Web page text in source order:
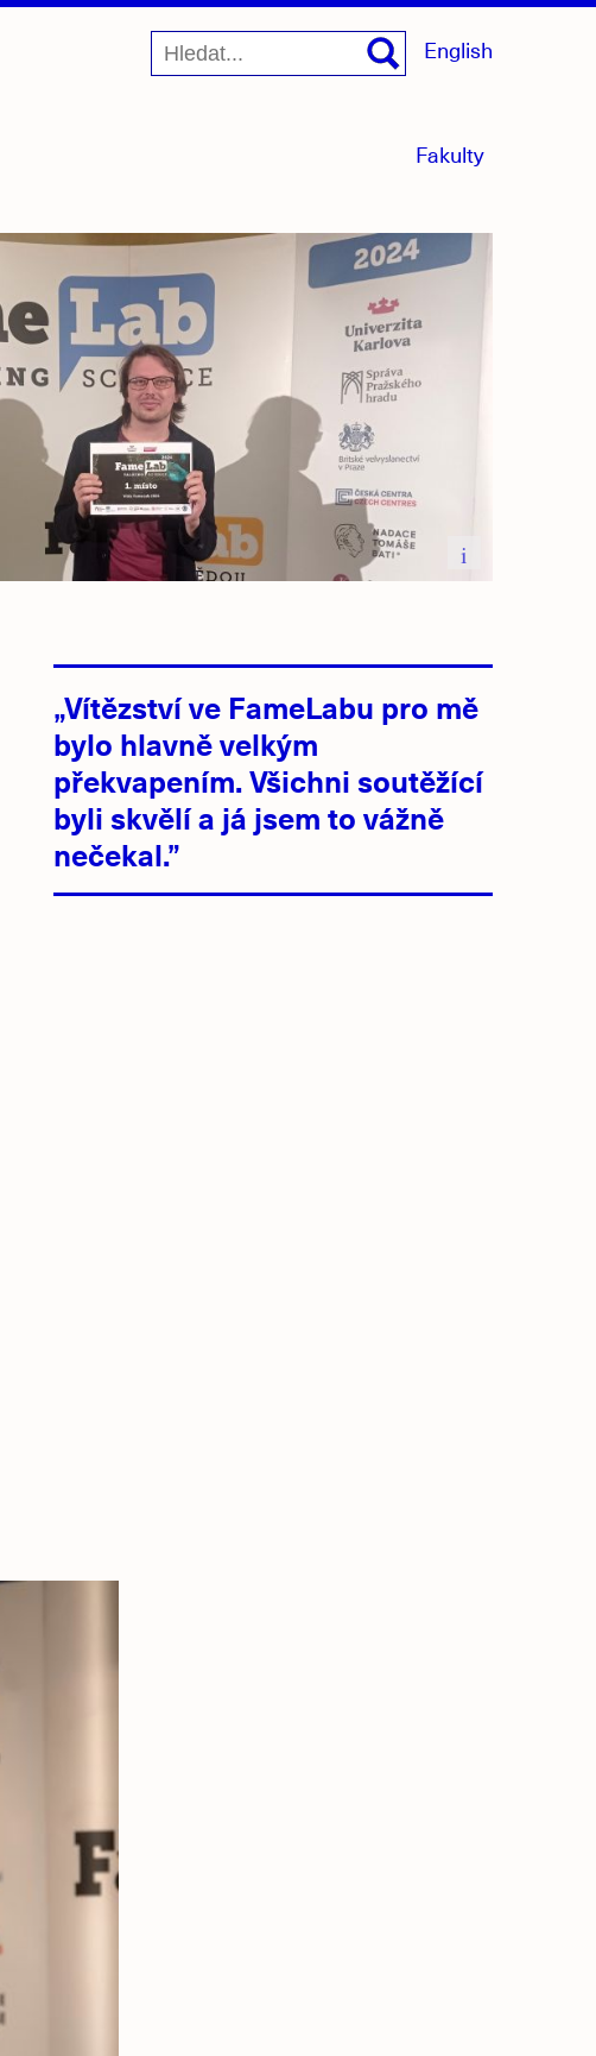
Fakultymenu
English
i
„Vítězství ve FameLabu pro mě
bylo hlavně velkým
překvapením. Všichni soutěžící
byli skvělí a já jsem to vážně
nečekal.”